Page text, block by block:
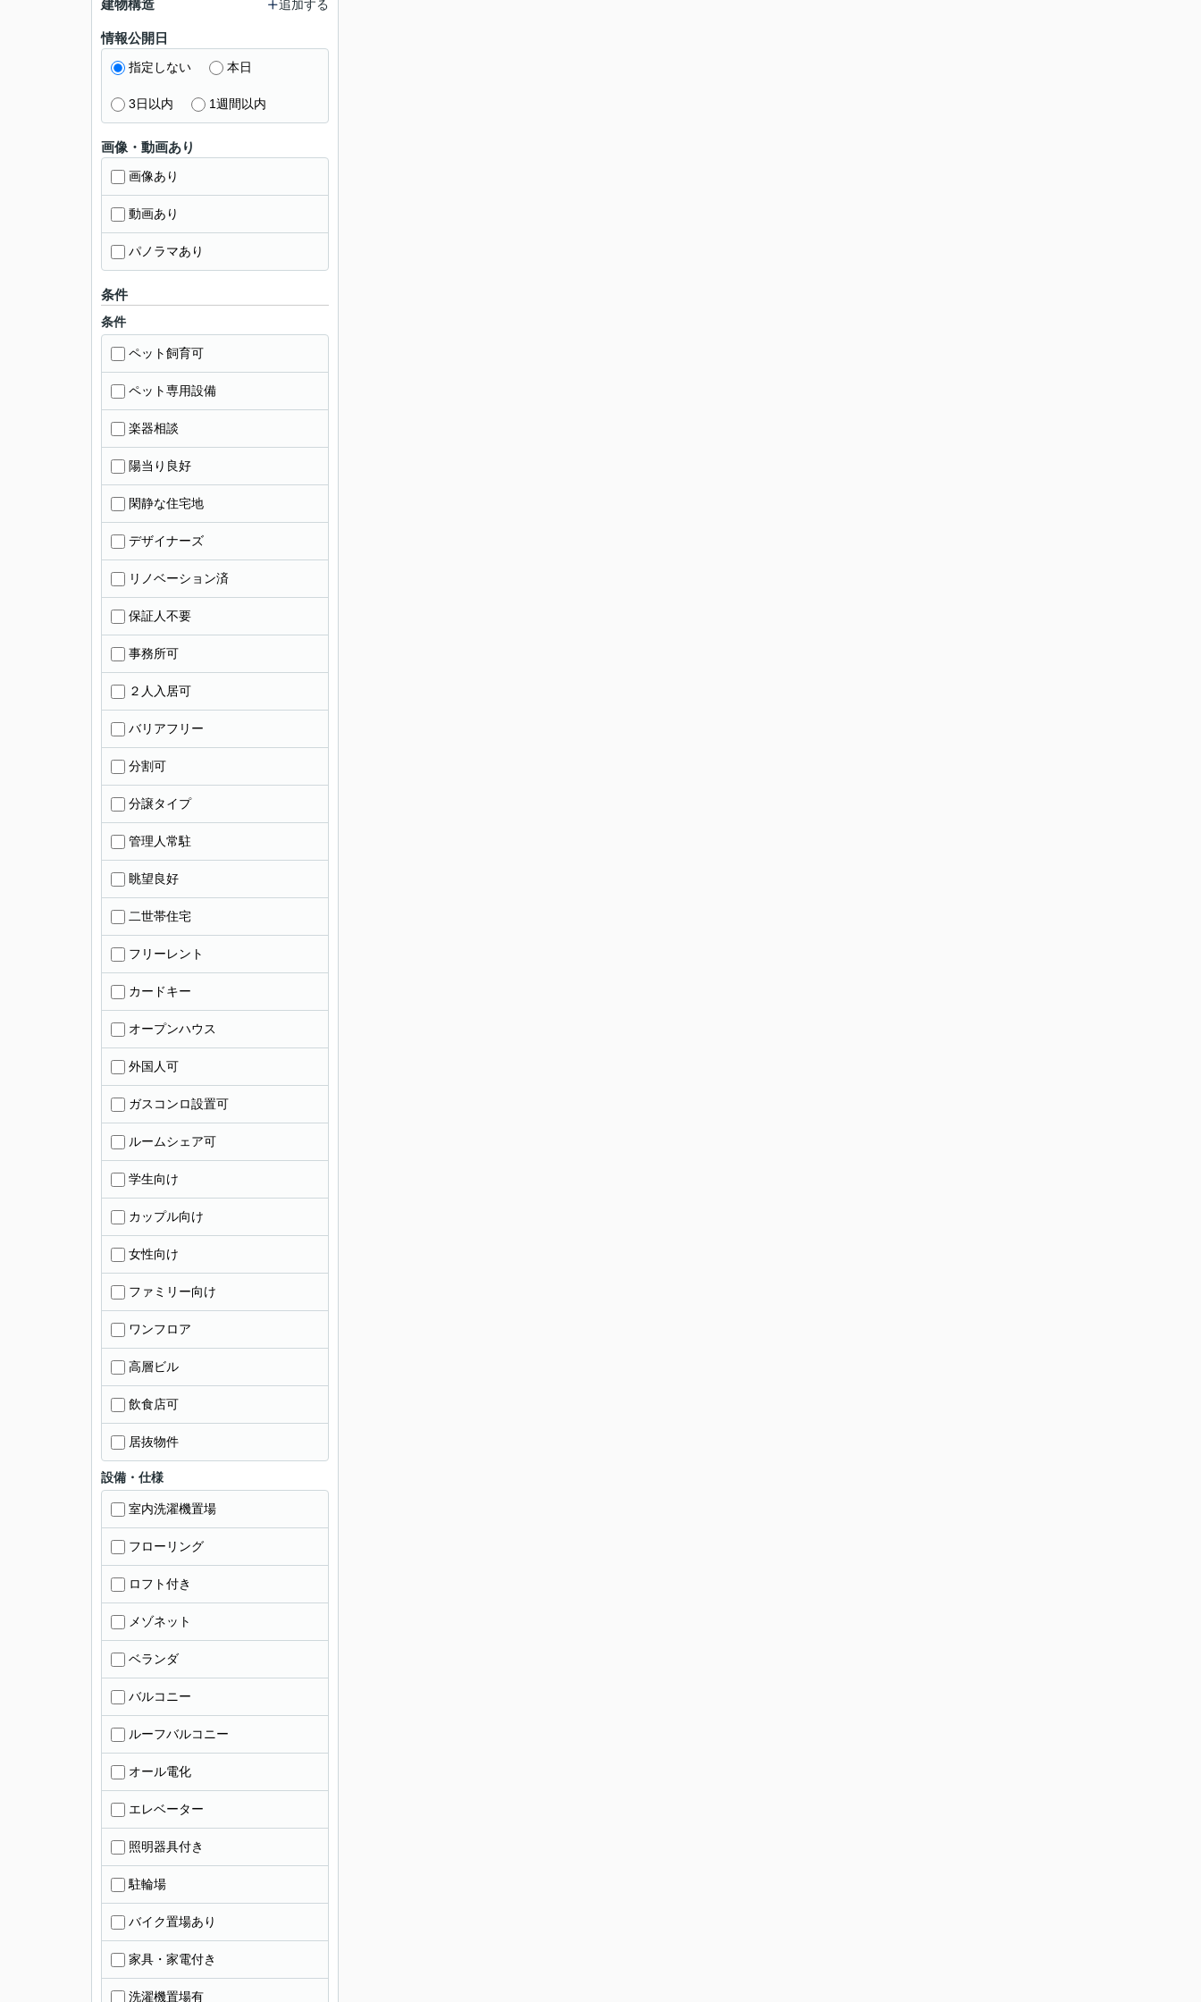
建物構造 追加する
情報公開日
指定しない 本日
3日以内 1週間以内
画像・動画あり
画像あり
動画あり
パノラマあり
条件
条件
ペット飼育可
ペット専用設備
楽器相談
陽当り良好
閑静な住宅地
デザイナーズ
リノベーション済
保証人不要
事務所可
２人入居可
バリアフリー
分割可
分譲タイプ
管理人常駐
眺望良好
二世帯住宅
フリーレント
カードキー
オープンハウス
外国人可
ガスコンロ設置可
ルームシェア可
学生向け
カップル向け
女性向け
ファミリー向け
ワンフロア
高層ビル
飲食店可
居抜物件
設備・仕様
室内洗濯機置場
フローリング
ロフト付き
メゾネット
ベランダ
バルコニー
ルーフバルコニー
オール電化
エレベーター
照明器具付き
駐輪場
バイク置場あり
家具・家電付き
洗濯機置場有